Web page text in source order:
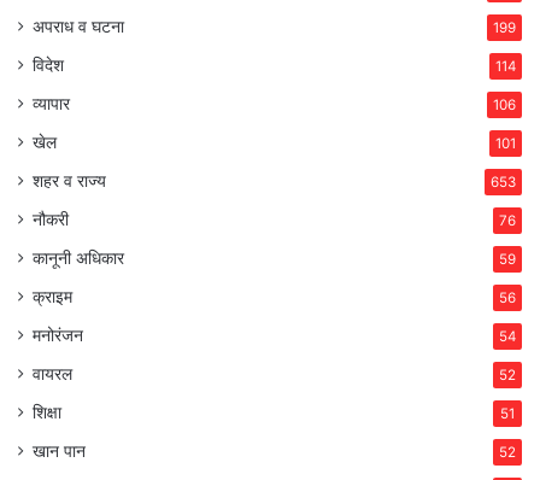
अपराध व घटना 199
विदेश 114
व्यापार 106
खेल 101
शहर व राज्य 653
नौकरी 76
कानूनी अधिकार 59
क्राइम 56
मनोरंजन 54
वायरल 52
शिक्षा 51
खान पान 52